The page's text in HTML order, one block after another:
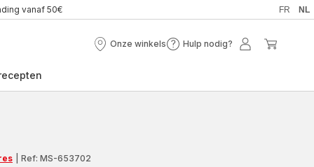
vanaf 50€ FR NL
Onze winkels
Onze
Hulp nodig?
Hulp
Mijn
Ref: MS-653702